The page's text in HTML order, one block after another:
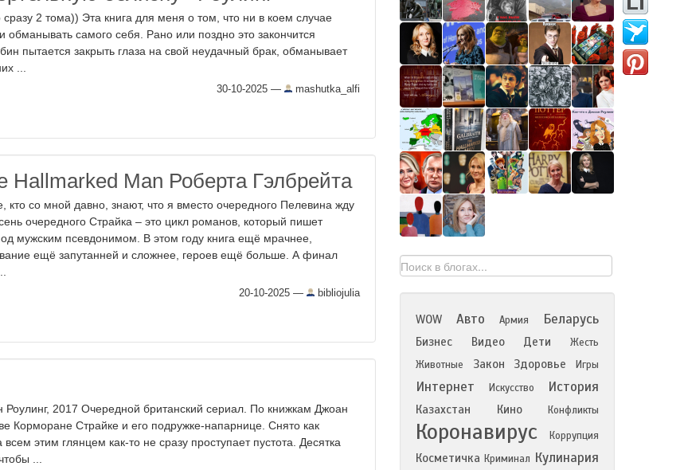
2 тома)) Эта книга для меня о том, что ни в коем случае
обманывать самого себя. Рано или поздно это закончится
пытается закрыть глаза на свой неудачный брак, обманывает
...
30-10-2025 — mashutka_alfi
Hallmarked Man Роберта Гэлбрейта
кто со мной давно, знают, что я вместо очередного Пелевина жду
очередного Страйка – это цикл романов, который пишет
мужским псевдонимом. В этом году книга ещё мрачнее,
ещё запутанней и сложнее, героев ещё больше. А финал
20-10-2025 — bibliojulia
2017 Очередной британский сериал. По книжкам Джоан
Корморане Страйке и его подружке-напарнице. Снято как
этим глянцем как-то не сразу проступает пустота. Десятка
...
WOW Авто Армия Беларусь
Бизнес Видео Дети
Жесть
Животные
Закон Здоровье Игры
Интернет Искусство История
Казахстан Кино Конфликты
Коронавирус Коррупция
Косметичка Криминал Кулинария